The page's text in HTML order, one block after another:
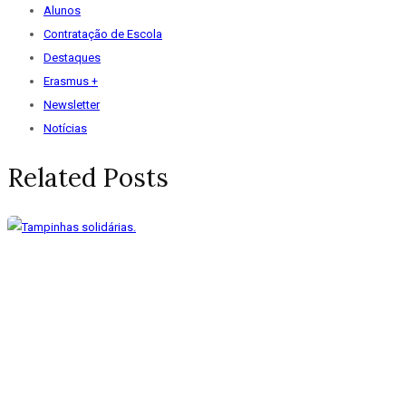
Alunos
Contratação de Escola
Destaques
Erasmus +
Newsletter
Notícias
Related Posts